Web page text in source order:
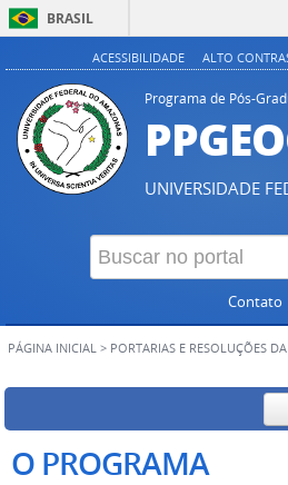
BRASIL
ACESSIBILIDADE ALTO
Programa de Pós-
UNIVERSIDADE
Contato
PÁGINA INICIAL > PORTARIAS E RESOLUÇÕES
O PROGRAMA